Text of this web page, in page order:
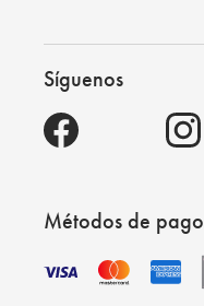
Síguenos
Métodos de pago